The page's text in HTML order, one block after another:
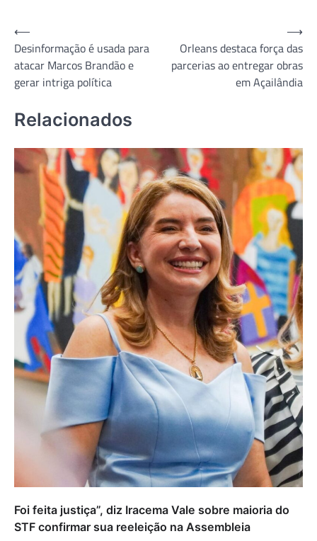
Navegação
de
Post
⟵
Desinformação é usada para
atacar Marcos Brandão e
gerar intriga política
Orleans destaca força das
parcerias ao entregar obras
em Açailândia
⟶
Relacionados
Foi feita justiça”, diz Iracema Vale sobre maioria do
STF confirmar sua reeleição na Assembleia